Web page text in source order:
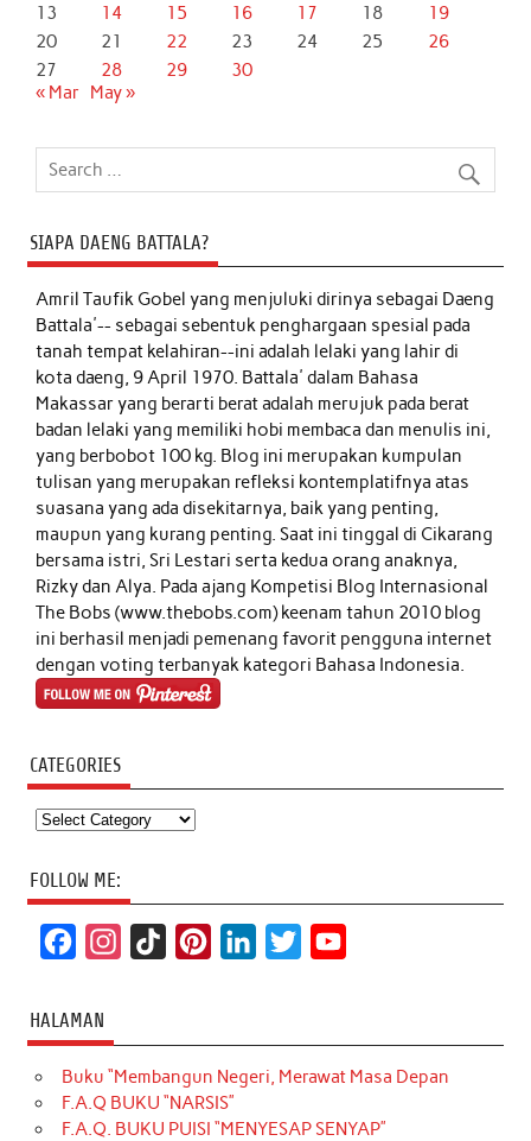
13 14 15 16 17 18
19
20
21 22 23 24 25
26
27
28 29
30
« Mar May »
SIAPA DAENG BATTALA?
Amril Taufik Gobelyang menjuluki dirinya sebagai Daeng
Battala'-- sebagai sebentuk penghargaan spesial pada
tanah tempat kelahiran--ini adalah lelaki yang lahir di
kota daeng, 9 April 1970. Battala' dalam Bahasa
Makassar yang berarti berat adalah merujuk pada berat
badan lelaki yang memiliki hobi membaca dan menulis ini,
yang berbobot 100 kg. Blog ini merupakan kumpulan
tulisan yang merupakan refleksi kontemplatifnya atas
suasana yang ada disekitarnya, baik yang penting,
maupun yang kurang penting. Saat ini tinggal di Cikarang
bersama istri, Sri Lestari serta kedua orang anaknya,
Rizky dan Alya. Pada ajang Kompetisi Blog Internasional
The Bobs (www.thebobs.com) keenam tahun 2010 blog
ini berhasil menjadi pemenang favorit pengguna internet
dengan voting terbanyak kategori Bahasa Indonesia.
CATEGORIES
Categories
FOLLOW ME:
c
e
b
o
t
a
g
T
o
k
t
e
r
k
e
d
t
t
e
T
u
b
HALAMAN
Buku “Membangun Negeri, Merawat Masa Depan
F.A.Q BUKU “NARSIS”
F.A.Q. BUKU PUISI “MENYESAP SENYAP”